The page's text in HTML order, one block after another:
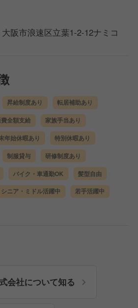
阪市浪速区立葉1-2-12ナミコ
昇給制度あり 転居補助あり
全額支給 家族手当あり
年始休暇あり 特別休暇あり
制服貸与 研修制度あり
バイク・車通勤OK 髪型自由
シニア・ミドル活躍中 若手活躍中
会社について知る